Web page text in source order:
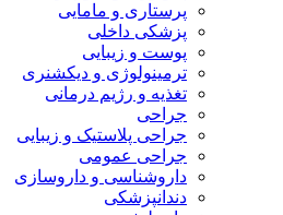
پرستاری و مامایی
پزشکی داخلی
پوست و زیبایی
ترمینولوژی و دیکشنری
تغذیه و رژیم درمانی
جراحی
جراحی پلاستیک و زیبایی
جراحی عمومی
داروشناسی و داروسازی
دندانپزشکی